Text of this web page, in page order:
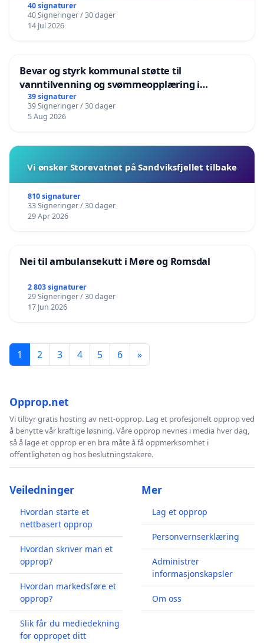
40 signaturer
40 Signeringer / 30 dager
14 Jul 2026
Bevar og styrk kommunal støtte til
vanntilvenning og svømmeopplæring i
barnehagene i Haugesund
39 signaturer
39 Signeringer / 30 dager
5 Aug 2026
Vi ønsker Storevatnet på Sandviksfjellet tilbake
810 signaturer
33 Signeringer / 30 dager
29 Apr 2026
Nei til ambulansekutt i Møre og Romsdal
2 803 signaturer
29 Signeringer / 30 dager
17 Jun 2026
1 2 3 4 5 6 »
Opprop.net
Vi tilbyr gratis hosting av nett-opprop. Lag et profesjonelt opprop ved
å benytte vår kraftige løsning. Våre opprop nevnes i media hver dag,
så å lage et opprop er en bra måte å få oppmerksomhet i
offentligheten og hos beslutningstakere.
Veiledninger
Hvordan starte et
nettbasert opprop
Hvordan skriver man et
opprop?
Hvordan markedsføre et
opprop?
Slik får du mediedekning
for oppropet ditt
Mer
Lag et opprop
Personvernserklæring
Administrer
informasjonskapsler
Om oss